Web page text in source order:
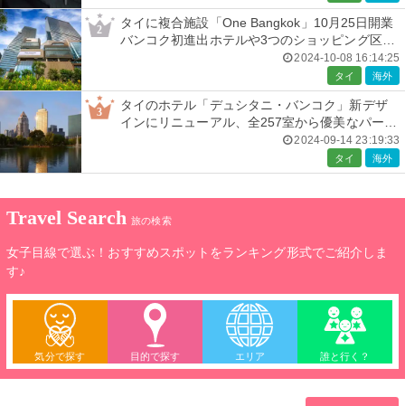
2
タイに複合施設「One Bangkok」10月25日開業
バンコク初進出ホテルや3つのショッピング区画
2024-10-08 16:14:25
タイ 海外
3
タイのホテル「デュシタニ・バンコク」新デザ
インにリニューアル、全257室から優美なパーク
2024-09-14 23:19:33
タイ 海外
Travel Search 旅の検索
女子目線で選ぶ！おすすめスポットをランキング形式でご紹介しま
す♪
気分で探す 目的で探す エリア 誰と行く？